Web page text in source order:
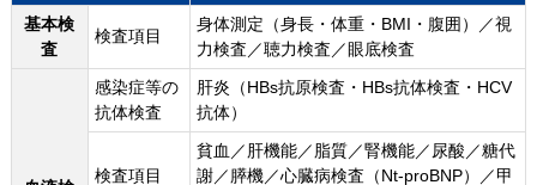
基本検
査
検査項目
身体測定（身長・体重・BMI・腹囲）／視
力検査／聴力検査／眼底検査
感染症等の
抗体検査
肝炎（HBs抗原検査・HBs抗体検査・HCV
抗体）
検査項目
貧血／肝機能／脂質／腎機能／尿酸／糖代
謝／膵機／心臓病検査（Nt-proBNP）／甲